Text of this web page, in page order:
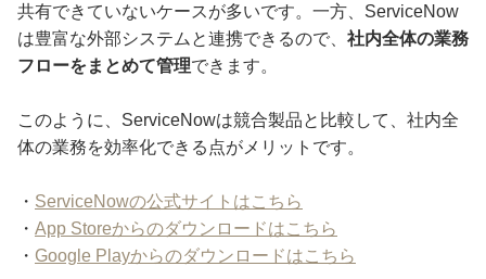
共有できていないケースが多いです。一方、ServiceNow
は豊富な外部システムと連携できるので、 社内全体の業務
フローをまとめて管理できます。
このように、ServiceNowは競合製品と比較して、社内全
体の業務を効率化できる点がメリットです。
・ ServiceNowの公式サイトはこちら
・ App Storeからのダウンロードはこちら
・ Google Playからのダウンロードはこちら